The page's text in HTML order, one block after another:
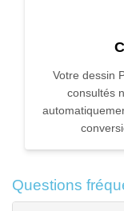
Votre dessin
consultés
Questions